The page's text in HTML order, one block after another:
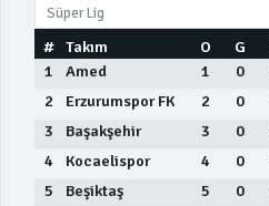
Süper Lig
# Takım O G
1
Amed 1 0
2
Erzurumspor FK 2 0
3
Başakşehir 3 0
4
Kocaelispor 4 0
5
Beşiktaş 5 0